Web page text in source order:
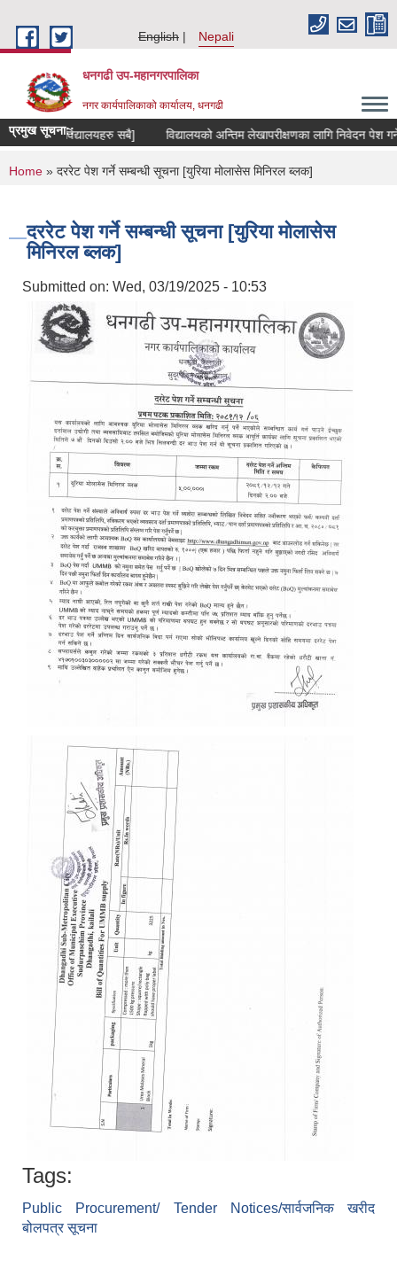
English
Nepali
धनगढी उप-महानगरपालिका
नगर कार्यपालिकाको कार्यालय, धनगढी
प्रमुख सूचना::
सामुदायिक विद्यालयहरु सबै] विद्यालयको अन्तिम लेखापरीक्षणका लागि निवेदन पेश
You are here
Home » दररेट पेश गर्ने सम्बन्धी सूचना [युरिया मोलासेस मिनिरल ब्लक]
दररेट पेश गर्ने सम्बन्धी सूचना [युरिया मोलासेस
मिनिरल ब्लक]
Submitted on: Wed, 03/19/2025 - 10:53
Tags:
Public Procurement/ Tender Notices/सार्वजनिक खरीद
बोलपत्र सूचना